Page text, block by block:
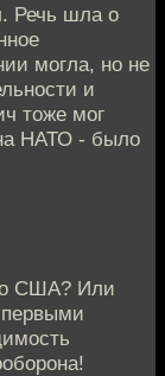
Речь шла о
могла, но не
и
тоже мог
НАТО - было
США? Или